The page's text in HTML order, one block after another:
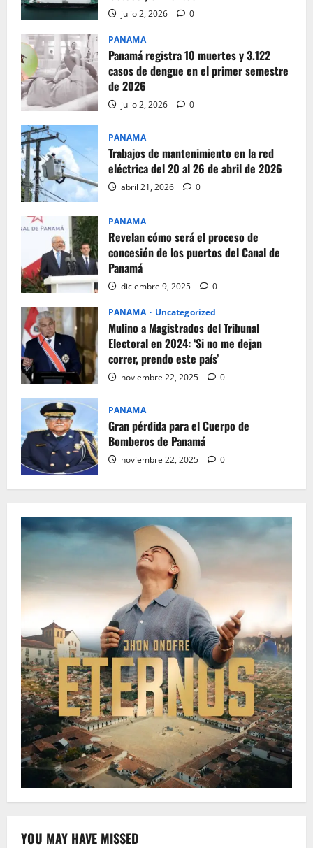
julio 2, 2026 0
PANAMA
Panamá registra 10 muertes y 3.122
casos de dengue en el primer semestre
de 2026
julio 2, 2026 0
PANAMA
Trabajos de mantenimiento en la red
eléctrica del 20 al 26 de abril de 2026
abril 21, 2026 0
PANAMA
Revelan cómo será el proceso de
concesión de los puertos del Canal de
Panamá
diciembre 9, 2025 0
PANAMA Uncategorized
Mulino a Magistrados del Tribunal
Electoral en 2024: ‘Si no me dejan
correr, prendo este país’
noviembre 22, 2025 0
PANAMA
Gran pérdida para el Cuerpo de
Bomberos de Panamá
noviembre 22, 2025 0
YOU MAY HAVE MISSED